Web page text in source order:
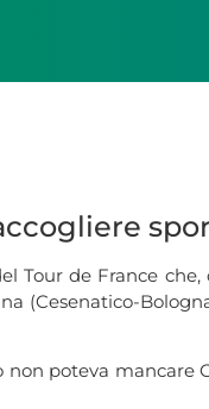
Tour de France
(Cesenatico-
poteva mancare